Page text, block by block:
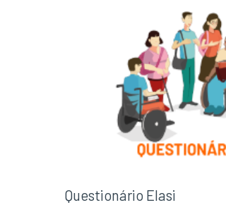
deficiência
no
mundo."
pessoa
com
deficiência
no
mundo."
Questionário Elasi